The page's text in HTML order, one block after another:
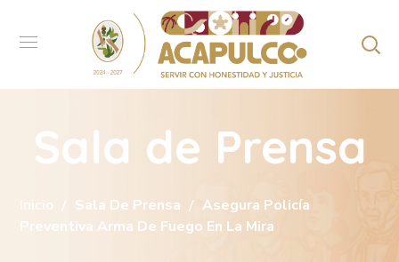
Sala de Prensa
Inicio Sala De Prensa
Asegura Policía
Preventiva Arma De Fuego En La Mira